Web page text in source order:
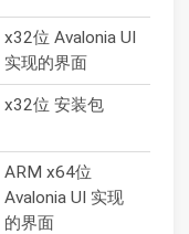
x32位 Avalonia UI
实现的界面
x32位 安装包
ARM x64位
Avalonia UI 实现
的界面